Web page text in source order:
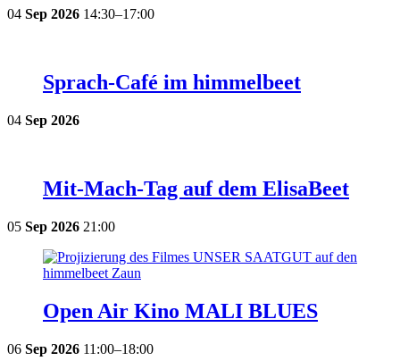
04 Sep 2026 14:30–17:00
Sprach-Café im himmelbeet
04 Sep 2026
Mit-Mach-Tag auf dem ElisaBeet
05 Sep 2026 21:00
Open Air Kino MALI BLUES
06 Sep 2026 11:00–18:00